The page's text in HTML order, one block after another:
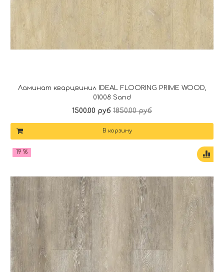
Ламинат кварцвинил IDEAL FLOORING PRIME WOOD,
01008 Sand
1500.00 руб 1850.00 руб
В корзину
19 %